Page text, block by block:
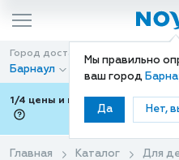
Мы правильно
ваш город
Да Нет,
Город доставки
Барнаул
1/4 цены и покупки ваши с
Главная Каталог
Для